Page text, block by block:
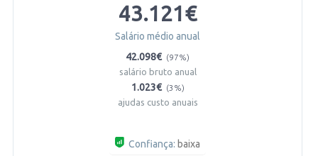
43.121€
Salário médio anual
42.098€ (97%)
salário bruto anual
1.023€ (3%)
ajudas custo anuais
Confiança: baixa